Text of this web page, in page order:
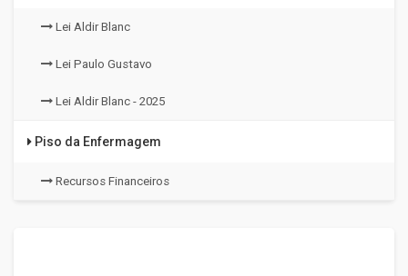
Lei Aldir Blanc
Lei Paulo Gustavo
Lei Aldir Blanc - 2025
Piso da Enfermagem
Recursos Financeiros